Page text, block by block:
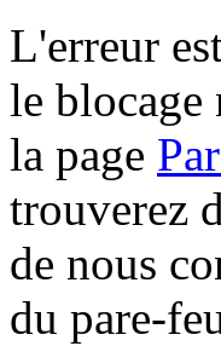
L'erreur
le blocage
la page
trouverez
de nous
du pare-